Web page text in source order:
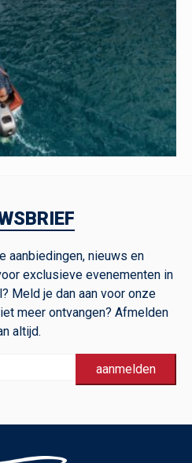
aanbiedingen, nieuws en
exclusieve evenementen in
Meld je dan aan voor onze
meer ontvangen? Afmelden
altijd.